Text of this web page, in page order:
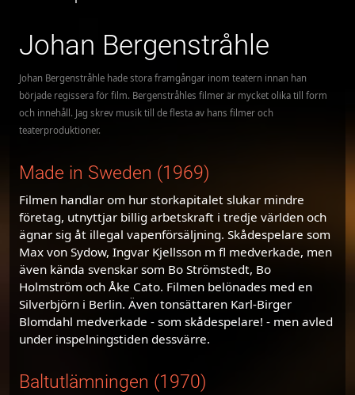
Johan Bergenstråhle
Johan Bergenstråhle hade stora framgångar inom teatern innan han
började regissera för film. Bergenstråhles filmer är mycket olika till form
och innehåll. Jag skrev musik till de flesta av hans filmer och
teaterproduktioner.
Made in Sweden (1969)
Filmen handlar om hur storkapitalet slukar mindre
företag, utnyttjar billig arbetskraft i tredje världen och
ägnar sig åt illegal vapenförsäljning. Skådespelare som
Max von Sydow, Ingvar Kjellsson m fl medverkade, men
även kända svenskar som Bo Strömstedt, Bo
Holmström och Åke Cato. Filmen belönades med en
Silverbjörn i Berlin. Även tonsättaren Karl-Birger
Blomdahl medverkade - som skådespelare! - men avled
under inspelningstiden dessvärre.
Baltutlämningen (1970)